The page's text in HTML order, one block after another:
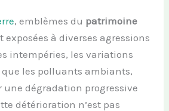
, emblèmes du patrimoine
exposées à diverses agressions
intempéries, les variations
les polluants ambiants,
dégradation progressive
détérioration n’est pas